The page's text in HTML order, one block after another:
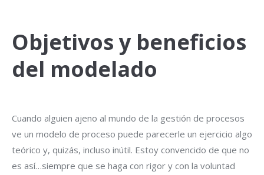
Objetivos y beneficios
del modelado
Cuando alguien ajeno al mundo de la gestión de procesos
ve un modelo de proceso puede parecerle un ejercicio algo
teórico y, quizás, incluso inútil. Estoy convencido de que no
es así…siempre que se haga con rigor y con la voluntad